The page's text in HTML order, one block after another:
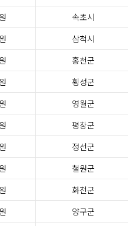
속초시
삼척시
홍천군
횡성군
영월군
평창군
정선군
철원군
화천군
양구군